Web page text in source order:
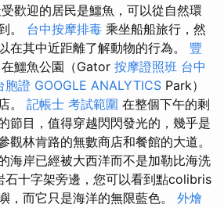
歡迎的居民是鱷魚，可以從自然環
。 台中按摩排毒 乘坐船船旅行，然
在其中近距離了解動物的行為。 豐
鱷魚公園（Gator 按摩證照班 台中
胞證 GOOGLE ANALYTICS Park）
。 記帳士 考試範圍 在整個下午的剩
節目，值得穿越閃閃發光的，幾乎是
觀林肯路的無數商店和餐館的大道。
海岸已經被大西洋而不是加勒比海洗
石十字架旁邊，您可以看到點colibris
，而它只是海洋的無限藍色。 外燴